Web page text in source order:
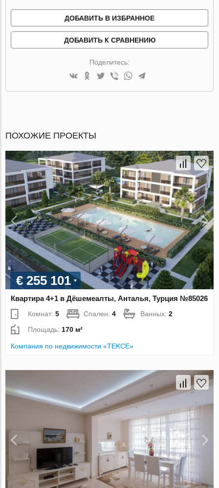
ДОБАВИТЬ В ИЗБРАННОЕ
ДОБАВИТЬ К СРАВНЕНИЮ
Поделитесь:
ПОХОЖИЕ ПРОЕКТЫ
€ 255 101
Квартира 4+1 в Дёшемеалты, Анталья, Турция №85026
Комнат:5 Спален:4 Ванных:2
Площадь:170 м²
Компания по недвижимости «TEKCE»